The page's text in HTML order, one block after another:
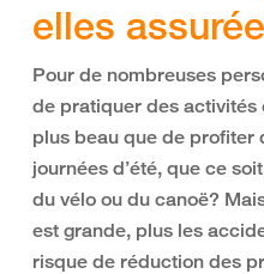
elles
Pour de nombreuses
de pratiquer des activités
plus beau que de profiter
journées d’été, que ce
du vélo ou du canoë?
est grande, plus les
risque de réduction des